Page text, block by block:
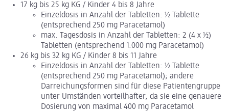
17 kg bis 25 kg KG / Kinder 4 bis 8 Jahre
Einzeldosis in Anzahl der Tabletten: ½ Tablette
(entsprechend 250 mg Paracetamol)
max. Tagesdosis in Anzahl der Tabletten: 2 (4 x ½)
Tabletten (entsprechend 1.000 mg Paracetamol)
26 kg bis 32 kg KG / Kinder 8 bis 11 Jahre
Einzeldosis in Anzahl der Tabletten: ½ Tablette
(entsprechend 250 mg Paracetamol); andere
Darreichungsformen sind für diese Patientengruppe
unter Umständen vorteilhafter, da sie eine genauere
Dosierung von maximal 400 mg Paracetamol